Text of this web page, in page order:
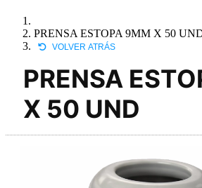
PRENSA ESTOPA 9MM X 50
VOLVER ATRÁS
PRENSA
X 50 UND